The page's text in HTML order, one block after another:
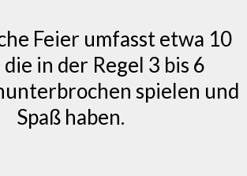
Feier umfasst etwa 10
in der Regel 3 bis 6
spielen und
Spaß haben.